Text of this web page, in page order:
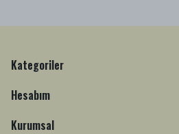
Kategoriler
Hesabım
Kurumsal